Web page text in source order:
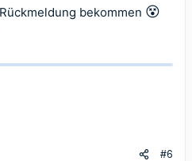
bekommen 😵
#6